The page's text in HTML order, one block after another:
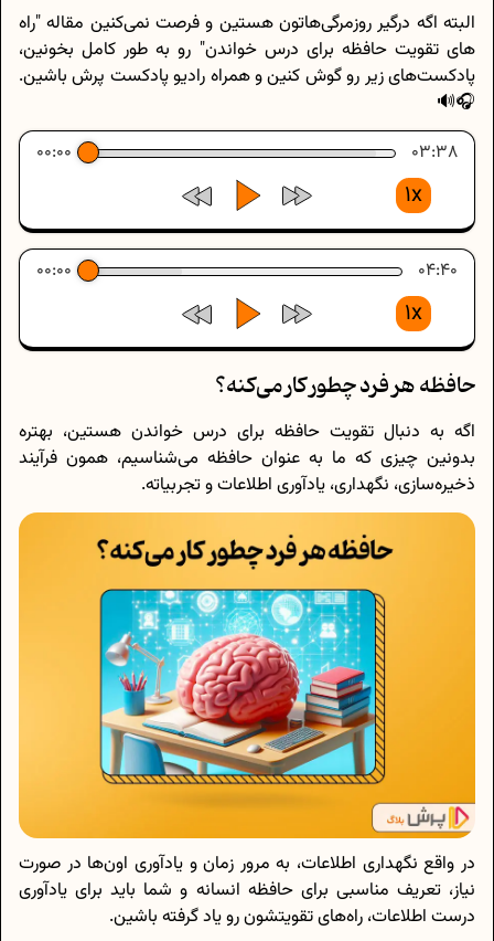
البته اگه درگیر روزمرگی‌هاتون هستین و فرصت نمی‌کنین مقاله "راه
های تقویت حافظه برای درس خواندن" رو به طور کامل بخونین،
پادکست‌های زیر رو گوش کنین و همراه رادیو پادکست پرش باشین.
🎧🔊
00:00
03:38
1x
00:00 04:40
1x
حافظه هر فرد چطور کار می‌کنه؟
اگه به دنبال تقویت حافظه برای درس خواندن هستین، بهتره
بدونین چیزی که ما به عنوان حافظه می‌شناسیم، همون فرآیند
ذخیره‌سازی، نگهداری، یادآوری اطلاعات و تجربیاته.
در واقع نگهداری اطلاعات، به مرور زمان و یادآوری اون‌ها در صورت
نیاز، تعریف مناسبی برای حافظه انسانه و شما باید برای یادآوری
درست اطلاعات، راه‌های تقویتشون رو یاد گرفته باشین.